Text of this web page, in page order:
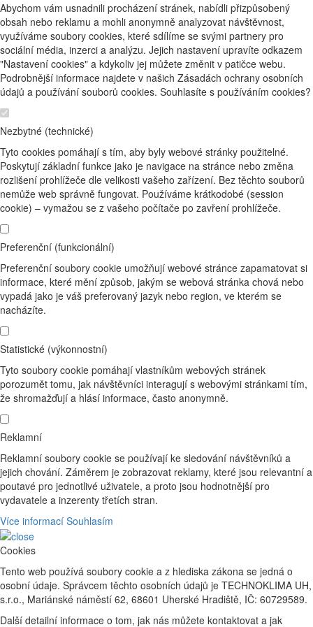
Abychom vám usnadnili procházení stránek, nabídli přizpůsobený
obsah nebo reklamu a mohli anonymně analyzovat návštěvnost,
využíváme soubory cookies, které sdílíme se svými partnery pro
sociální média, inzerci a analýzu. Jejich nastavení upravíte odkazem
"Nastavení cookies" a kdykoliv jej můžete změnit v patičce webu.
Podrobnější informace najdete v našich Zásadách ochrany osobních
údajů a používání souborů cookies. Souhlasíte s používáním cookies?
Nezbytné (technické)
Tyto cookies pomáhají s tím, aby byly webové stránky použitelné.
Poskytují základní funkce jako je navigace na stránce nebo změna
rozlišení prohlížeče dle velikosti vašeho zařízení. Bez těchto souborů
nemůže web správně fungovat. Používáme krátkodobé (session
cookie) – vymažou se z vašeho počítače po zavření prohlížeče.
Preferenční (funkcionální)
Preferenční soubory cookie umožňují webové stránce zapamatovat si
informace, které mění způsob, jakým se webová stránka chová nebo
vypadá jako je váš preferovaný jazyk nebo region, ve kterém se
nacházíte.
Statistické (výkonnostní)
Tyto soubory cookie pomáhají vlastníkům webových stránek
porozumět tomu, jak návštěvníci interagují s webovými stránkami tím,
že shromažďují a hlásí informace, často anonymně.
Reklamní
Reklamní soubory cookie se používají ke sledování návštěvníků a
jejich chování. Záměrem je zobrazovat reklamy, které jsou relevantní a
poutavé pro jednotlivé uživatele, a proto jsou hodnotnější pro
vydavatele a inzerenty třetích stran.
Více informací Souhlasím
Cookies
Tento web používá soubory cookie a z hlediska zákona se jedná o
osobní údaje. Správcem těchto osobních údajů je TECHNOKLIMA UH,
s.r.o., Mariánské náměstí 62, 68601 Uherské Hradiště, IČ: 60729589.
Další detailní informace o tom, jak nás můžete kontaktovat a jak